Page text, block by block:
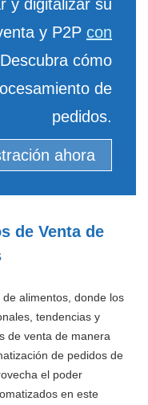
y digitalizar su
y P2P con
cómo
de
pedidos.
ahora
de Venta de
alimentos, donde los
tendencias y
de venta de manera
de pedidos de
el poder
en este